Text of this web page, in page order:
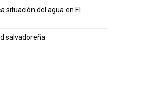
situación del agua en El
salvadoreña